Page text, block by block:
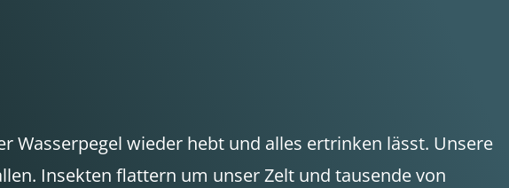
Wasserpegel wieder hebt und alles ertrinken lässt. Unsere
Insekten flattern um unser Zelt und tausende von